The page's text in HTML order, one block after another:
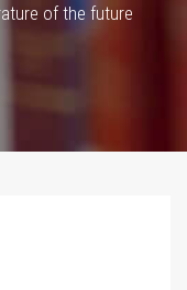
of the future